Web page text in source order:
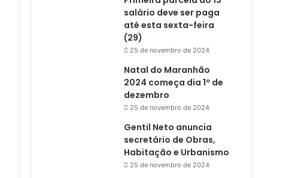
salário deve ser paga
até esta sexta-feira
(29)
25 de novembro de 2024
Natal do Maranhão
2024 começa dia 1º de
dezembro
25 de novembro de 2024
Gentil Neto anuncia
secretário de Obras,
Habitação e Urbanismo
25 de novembro de 2024